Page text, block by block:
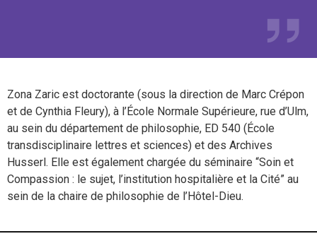
Zona Zaric est doctorante (sous la direction de Marc Crépon
et de Cynthia Fleury), à l’École Normale Supérieure, rue d’Ulm,
au sein du département de philosophie, ED 540 (École
transdisciplinaire lettres et sciences) et des Archives
Husserl. Elle est également chargée du séminaire “Soin et
Compassion : le sujet, l’institution hospitalière et la Cité” au
sein de la chaire de philosophie de l’Hôtel-Dieu.